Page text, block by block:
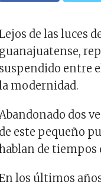
de las luces
guanajuatense,
suspendido entre
modernidad.
dos
de este pequeño
de tiempos
los últimos